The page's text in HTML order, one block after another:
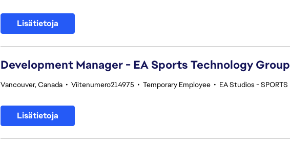
Lisätietoja
Development Manager - EA Sports Technology Group
Vancouver, Canada • Viitenumero214975 • Temporary Employee • EA Studios - SPORTS
Lisätietoja